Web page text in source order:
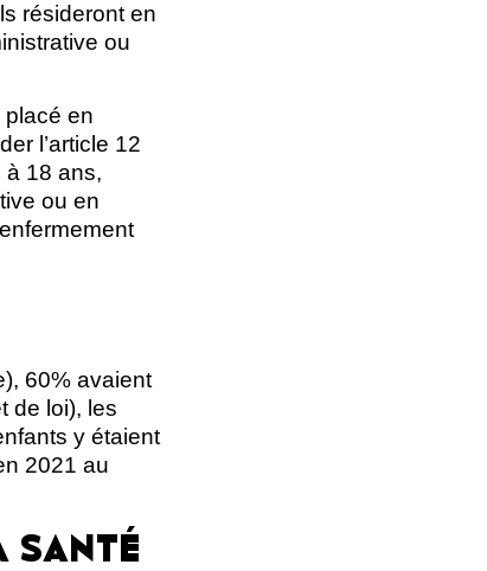
résideront en
ou
placé en
l’article 12
à 18 ans,
ou en
60% avaient
de loi), les
y étaient
2021 au
SANTÉ